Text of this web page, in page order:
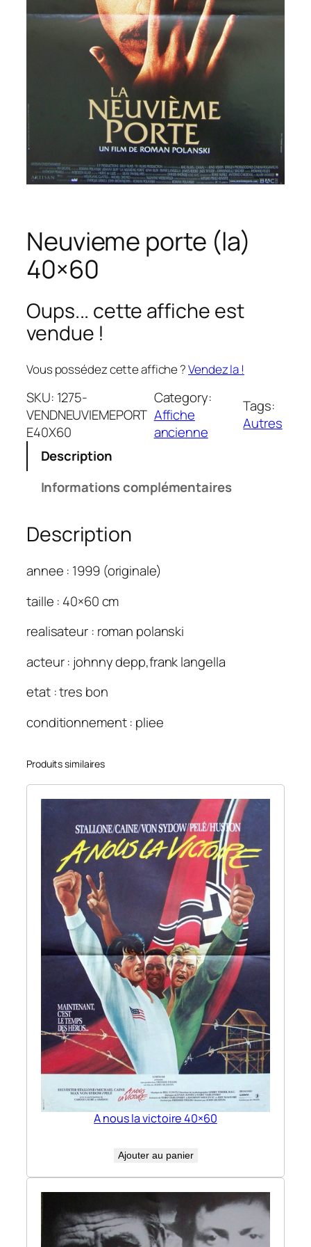
Neuvieme porte (la)
40×60
Oups... cette affiche est
vendue !
Vous possédez cette affiche ?Vendez la !
SKU: 1275-
VENDNEUVIEMEPORT
E40X60
Category:
Affiche
ancienne
Tags:
Autres
Description
Informations complémentaires
Description
annee : 1999 (originale)
taille : 40×60 cm
realisateur : roman polanski
acteur : johnny depp,frank langella
etat : tres bon
conditionnement : pliee
Produits similaires
A nous la victoire 40×60
Ajouter au panier